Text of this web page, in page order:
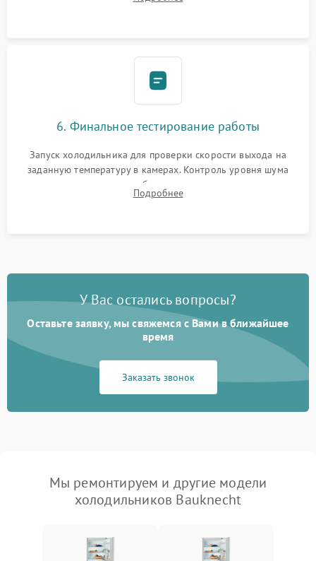
электронным весам. Контроль рабочего давления в системе.
6. Финальное тестирование работы
Запуск холодильника для проверки скорости выхода на
заданную температуру в камерах. Контроль уровня шума
компрессора, отсутствия обмерзания стенок и корректного
срабатывания системы автоматической оттайки.
Подробнее
У Вас остались вопросы?
Оставьте заявку, мы свяжемся с Вами в ближайшее
время
Заказать звонок
Мы ремонтируем и другие модели
холодильников Bauknecht